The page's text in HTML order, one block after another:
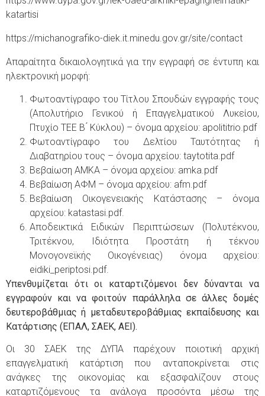
katartisi
https://michanografiko-diek.it.minedu.gov.gr/site/contact
Απαραίτητα δικαιολογητικά για την εγγραφή σε έντυπη και
ηλεκτρονική μορφή:
Φωτοαντίγραφο του Τίτλου Σπουδών εγγραφής τους
(Απολυτήριο Γενικού ή Επαγγελματικού Λυκείου,
Πτυχίο ΤΕΕ Β ́ Κύκλου) – όνομα αρχείου: apolititrio.pdf
Φωτοαντίγραφο του Δελτίου Ταυτότητας ή
Διαβατηρίου τους – όνομα αρχείου: taytotita.pdf
Βεβαίωση ΑΜΚΑ – όνομα αρχείου: amka.pdf
Βεβαίωση ΑΦΜ – όνομα αρχείου: afm.pdf
Βεβαίωση Οικογενειακής Κατάστασης – όνομα
αρχείου: katastasi.pdf.
Αποδεικτικά Ειδικών Περιπτώσεων (Πολυτέκνου,
Τριτέκνου, Ιδιότητα Προστάτη ή τέκνου
Μονογονεϊκής Οικογένειας) όνομα αρχείου:
eidiki_periptosi.pdf.
Υπενθυμίζεται ότι οι καταρτιζόμενοι δεν δύνανται να
εγγραφούν και να φοιτούν παράλληλα σε άλλες δομές
δευτεροβάθμιας ή μεταδευτεροβάθμιας εκπαίδευσης και
Κατάρτισης (ΕΠΑΛ, ΣΑΕΚ, ΑΕΙ).
Οι 30 ΣΑΕΚ της ΔΥΠΑ παρέχουν ποιοτική αρχική
επαγγελματική κατάρτιση που ανταποκρίνεται στις
ανάγκες της οικονομίας και εξασφαλίζουν στους
καταρτιζόμενους τα ανάλογα προσόντα μέσω της